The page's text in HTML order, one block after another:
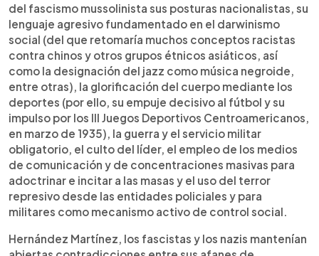
del fascismo mussolinista sus posturas nacionalistas, su
lenguaje agresivo fundamentado en el darwinismo
social (del que retomaría muchos conceptos racistas
contra chinos y otros grupos étnicos asiáticos, así
como la designación del jazz como música negroide,
entre otras), la glorificación del cuerpo mediante los
deportes (por ello, su empuje decisivo al fútbol y su
impulso por los III Juegos Deportivos Centroamericanos,
en marzo de 1935), la guerra y el servicio militar
obligatorio, el culto del líder, el empleo de los medios
de comunicación y de concentraciones masivas para
adoctrinar e incitar a las masas y el uso del terror
represivo desde las entidades policiales y para
militares como mecanismo activo de control social.
Hernández Martínez, los fascistas y los nazis mantenían